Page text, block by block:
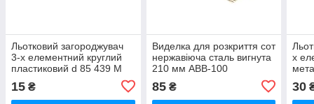
Льотковий загороджувач
3-х елементний круглий
пластиковий d 85 439 М
15 ₴
Виделка для розкриття сот
нержавіюча сталь вигнута
210 мм АВВ-100
85₴
х
30